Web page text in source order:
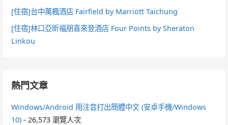
[住宿]台中萬楓酒店 Fairfield by Marriott Taichung
[住宿]林口亞昕福朋喜來登酒店 Four Points by Sheraton
Linkou
熱門文章
Windows/Android 用注音打出簡體中文 (安卓手機/Windows
10) - 26,573 瀏覽人次